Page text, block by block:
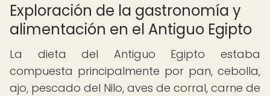
Exploración de la gastronomía y
alimentación en el Antiguo Egipto
La dieta del Antiguo Egipto estaba
compuesta principalmente por pan, cebolla,
ajo, pescado del Nilo, aves de corral, carne de